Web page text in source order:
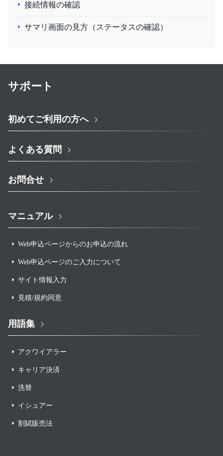
接続情報の確認
サマリ画面の見方（ステータスの確認）
サポート
初めてご利用の方へ
よくある質問
お問合せ
マニュアル
Web申込ページからのお申込の流れ
Web申込ページのご入力について
サイト情報入力
見積/規約同意
用語集
アクワイアラー
キャリア決済
洗替
イシュアー
割賦販売法